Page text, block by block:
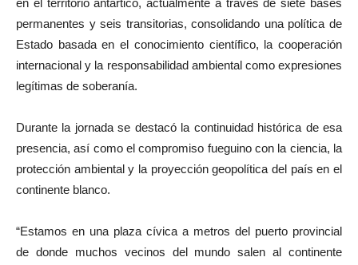
en el territorio antártico, actualmente a través de siete bases
permanentes y seis transitorias, consolidando una política de
Estado basada en el conocimiento científico, la cooperación
internacional y la responsabilidad ambiental como expresiones
legítimas de soberanía.
Durante la jornada se destacó la continuidad histórica de esa
presencia, así como el compromiso fueguino con la ciencia, la
protección ambiental y la proyección geopolítica del país en el
continente blanco.
“Estamos en una plaza cívica a metros del puerto provincial
de donde muchos vecinos del mundo salen al continente